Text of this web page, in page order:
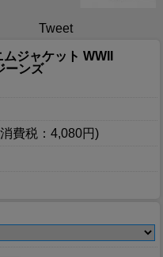
Tweet
ジャケット WWII
ーンズ
費税：4,080円)